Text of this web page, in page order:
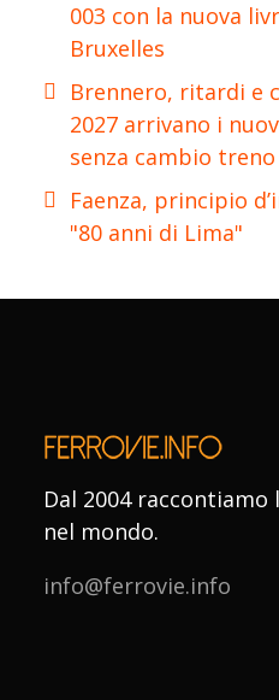
003 con la nuova
Bruxelles
Brennero, ritardi e
2027 arrivano i
senza cambio treno
Faenza, principio
"80 anni di Lima"
Dal 2004
nel mondo.
info@ferrovie.info